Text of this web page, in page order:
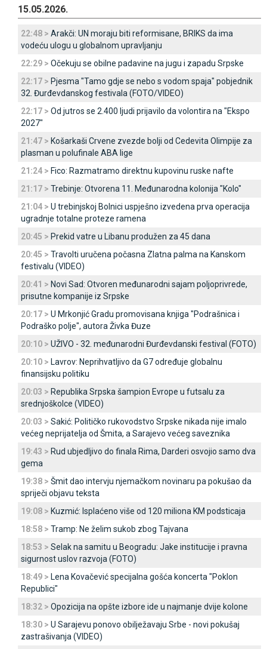
15.05.2026.
22:48 > Arakči: UN moraju biti reformisane, BRIKS da ima
vodeću ulogu u globalnom upravljanju
22:29 > Očekuju se obilne padavine na jugu i zapadu Srpske
22:17 > Pjesma "Tamo gdje se nebo s vodom spaja" pobjednik
32. Đurđevdanskog festivala (FOTO/VIDEO)
22:17 > Od jutros se 2.400 ljudi prijavilo da volontira na "Ekspo
2027"
21:47 > Košarkaši Crvene zvezde bolji od Cedevita Olimpije za
plasman u polufinale ABA lige
21:24 > Fico: Razmatramo direktnu kupovinu ruske nafte
21:17 > Trebinje: Otvorena 11. Međunarodna kolonija "Kolo"
21:04 > U trebinjskoj Bolnici uspješno izvedena prva operacija
ugradnje totalne proteze ramena
20:45 > Prekid vatre u Libanu produžen za 45 dana
20:45 > Travolti uručena počasna Zlatna palma na Kanskom
festivalu (VIDEO)
20:41 > Novi Sad: Otvoren međunarodni sajam poljoprivrede,
prisutne kompanije iz Srpske
20:17 > U Mrkonjić Gradu promovisana knjiga "Podrašnica i
Podraško polje", autora Živka Đuze
20:10 > UŽIVO - 32. međunarodni Đurđevdanski festival (FOTO)
20:10 > Lavrov: Neprihvatljivo da G7 određuje globalnu
finansijsku politiku
20:03 > Republika Srpska šampion Evrope u futsalu za
srednjoškolce (VIDEO)
20:03 > Sakić: Političko rukovodstvo Srpske nikada nije imalo
većeg neprijatelja od Šmita, a Sarajevo većeg saveznika
19:43 > Rud ubjedljivo do finala Rima, Darderi osvojio samo dva
gema
19:38 > Šmit dao intervju njemačkom novinaru pa pokušao da
spriječi objavu teksta
19:08 > Kuzmić: Isplaćeno više od 120 miliona KM podsticaja
18:58 > Tramp: Ne želim sukob zbog Tajvana
18:53 > Selak na samitu u Beogradu: Јake institucije i pravna
sigurnost uslov razvoja (FOTO)
18:49 > Lena Kovačević specijalna gošća koncerta "Poklon
Republici"
18:32 > Opozicija na opšte izbore ide u najmanje dvije kolone
18:30 > U Sarajevu ponovo obilježavaju Srbe - novi pokušaj
zastrašivanja (VIDEO)